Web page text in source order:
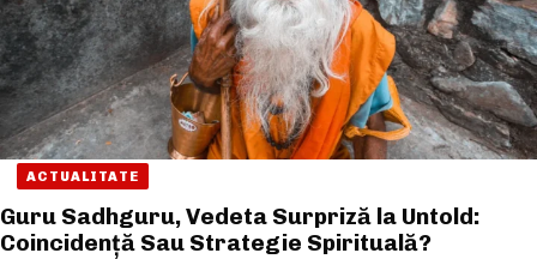
ACTUALITATE
Guru Sadhguru, Vedeta Surpriză la Untold:
Coincidență Sau Strategie Spirituală?